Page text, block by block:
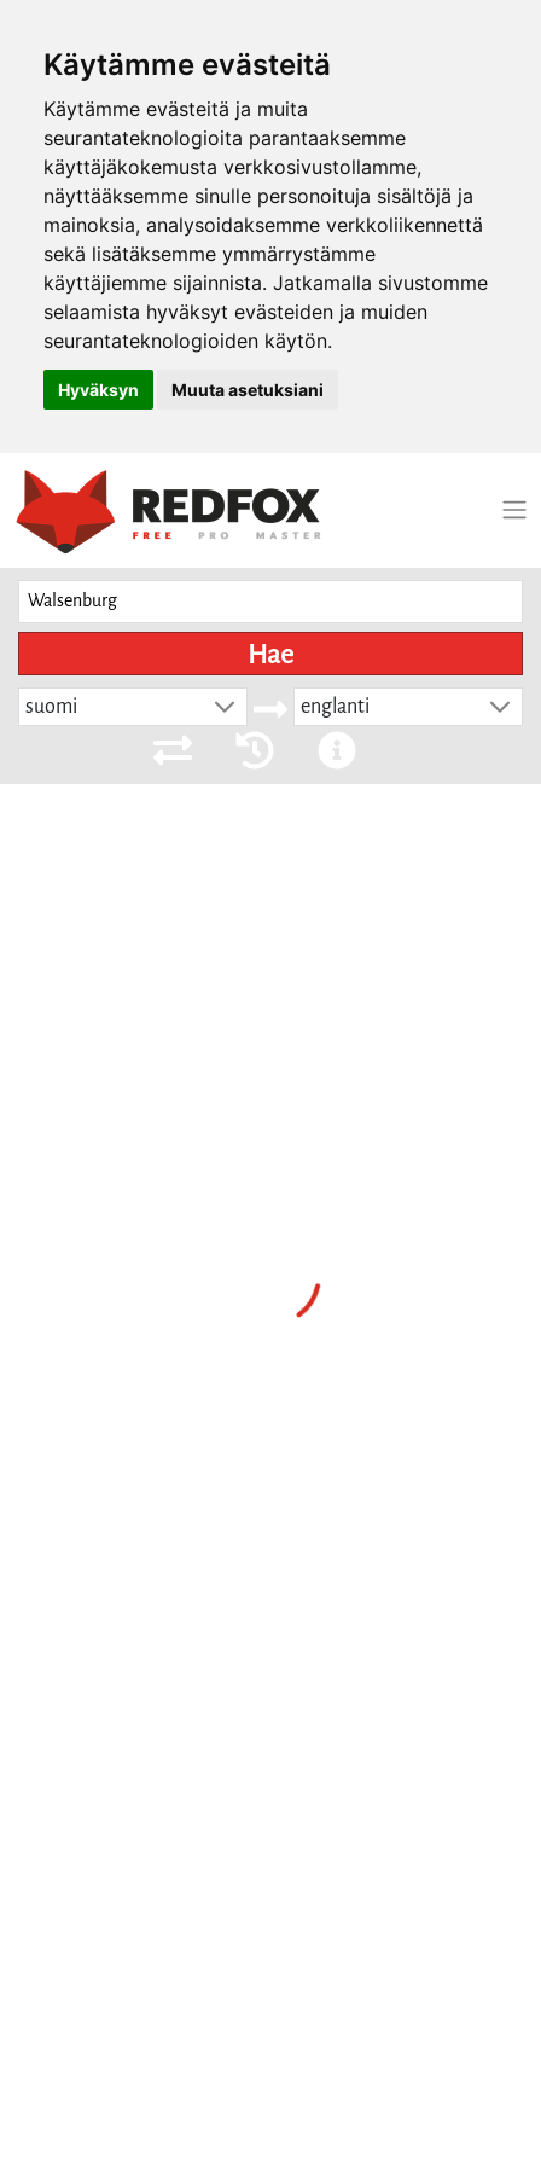
Käytämme evästeitä
Käytämme evästeitä ja muita
seurantateknologioita parantaaksemme
käyttäjäkokemusta verkkosivustollamme,
näyttääksemme sinulle personoituja sisältöjä ja
mainoksia, analysoidaksemme verkkoliikennettä
sekä lisätäksemme ymmärrystämme
käyttäjiemme sijainnista. Jatkamalla sivustomme
selaamista hyväksyt evästeiden ja muiden
seurantateknologioiden käytön.
Hyväksyn Muuta asetuksiani
Hae
suomi englanti